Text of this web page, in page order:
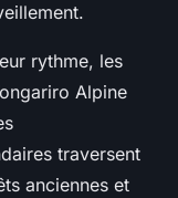
rythme, les
Alpine
traversent
anciennes et